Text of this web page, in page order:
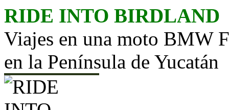
Saltar
RIDE INTO BIRDLAND
Viajes en una moto BMW
en la Península de Yucatán